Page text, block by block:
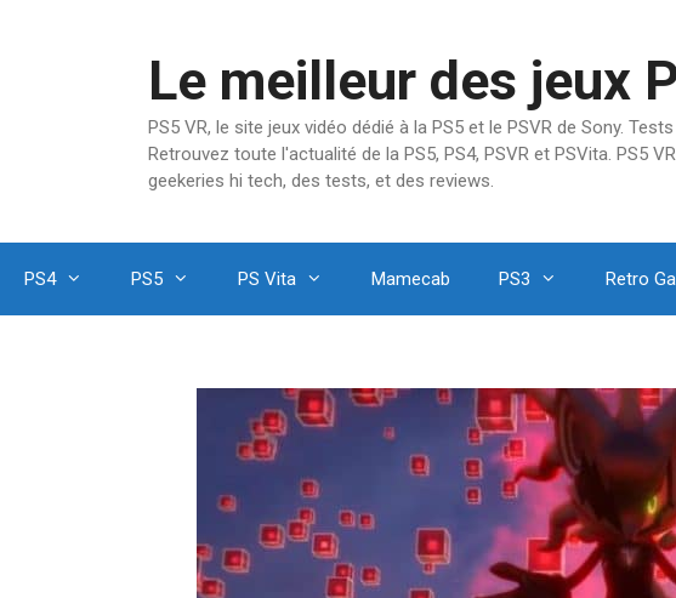
Le meilleur des jeux
PS5 VR, le site jeux vidéo dédié à la PS5 et le PSVR de Sony.
Retrouvez toute l'actualité de la PS5, PS4, PSVR et PSVita. PS5
geekeries hi tech, des tests, et des reviews.
PS4 PS5 PS Vita Mamecab PS3 Retro